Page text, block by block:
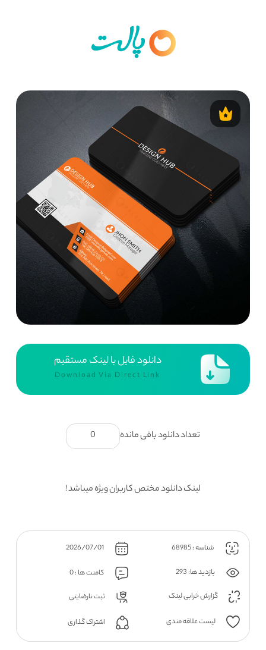
دانلود فایل با لینک مستقیم
Download Via Direct Link
تعداد دانلود باقی مانده 0
لینک دانلود مختص کاربران ویژه میباشد !
شناسه : 68985 2026/07/01
بازدید ها: 293
کامنت ها : 0
گزارش خرابی لینک
ثبت نارضایتی
لیست علاقه مندی اشتراک گذاری